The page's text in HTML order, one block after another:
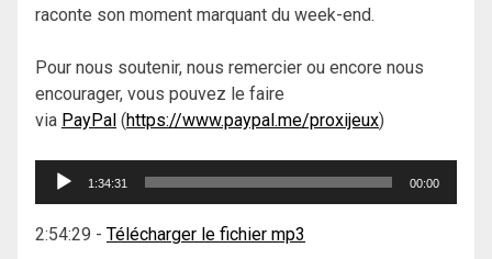
raconte son moment marquant du week-end.
Pour nous soutenir, nous remercier ou encore nous
encourager, vous pouvez le faire
via PayPal (https://www.paypal.me/proxijeux)
Lecteur
1:34:31 00:00
2:54:29 - Télécharger le fichier mp3